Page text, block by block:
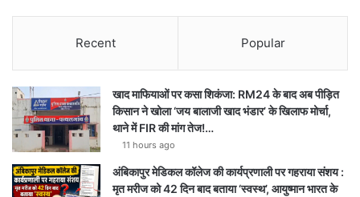
Recent Popular
खाद माफियाओं पर कसा शिकंजा: RM24 के बाद अब पीड़ित
किसान ने खोला ‘जय बालाजी खाद भंडार’ के खिलाफ मोर्चा,
थाने में FIR की मांग तेज!…
11 hours ago
अंबिकापुर मेडिकल कॉलेज की कार्यप्रणाली पर गहराया संशय :
मृत मरीज को 42 दिन बाद बताया ‘स्वस्थ’, आयुष्मान भारत के